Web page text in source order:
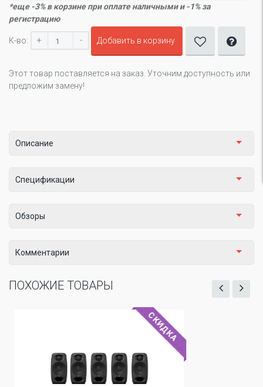
*еще -3% в корзине при оплате наличными и -1% за
регистрацию
К-во: + - Добавить в корзину
Этот товар поставляется на заказ. Уточним доступность или
предложим замену!
Описание
Спецификации
Обзоры
Комментарии
ПОХОЖИЕ ТОВАРЫ
СКИДКА